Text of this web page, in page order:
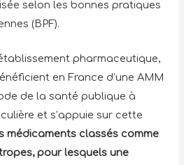
selon les bonnes pratiques
(BPF).
pharmaceutique,
en France d’une AMM
de la santé publique à
et s’appuie sur cette
médicaments classés comme
pour lesquels une